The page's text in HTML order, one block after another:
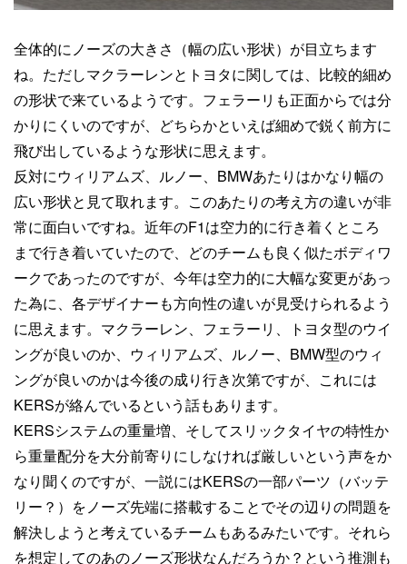
全体的にノーズの大きさ（幅の広い形状）が目立ちます
ね。ただしマクラーレンとトヨタに関しては、比較的細め
の形状で来ているようです。フェラーリも正面からでは分
かりにくいのですが、どちらかといえば細めで鋭く前方に
飛び出しているような形状に思えます。
反対にウィリアムズ、ルノー、BMWあたりはかなり幅の
広い形状と見て取れます。このあたりの考え方の違いが非
常に面白いですね。近年のF1は空力的に行き着くところ
まで行き着いていたので、どのチームも良く似たボディワ
ークであったのですが、今年は空力的に大幅な変更があっ
た為に、各デザイナーも方向性の違いが見受けられるよう
に思えます。マクラーレン、フェラーリ、トヨタ型のウイ
ングが良いのか、ウィリアムズ、ルノー、BMW型のウィ
ングが良いのかは今後の成り行き次第ですが、これには
KERSが絡んでいるという話もあります。
KERSシステムの重量増、そしてスリックタイヤの特性か
ら重量配分を大分前寄りにしなければ厳しいという声をか
なり聞くのですが、一説にはKERSの一部パーツ（バッテ
リー？）をノーズ先端に搭載することでその辺りの問題を
解決しようと考えているチームもあるみたいです。それら
を想定してのあのノーズ形状なんだろうか？という推測も